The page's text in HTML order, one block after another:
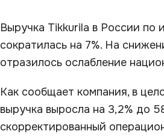
Выручка Tikkurila в России по
сократилась на 7%. На
отразилось ослабление
Как сообщает компания, в
выручка выросла на 3,2% до
скорректированный